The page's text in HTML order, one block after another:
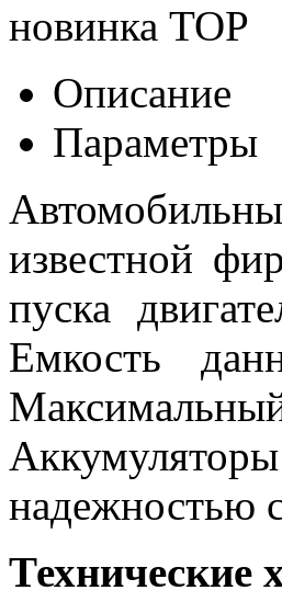
новинка TOP
Описание
Параметры
известной
пуска
Емкость
надежностью
Технические